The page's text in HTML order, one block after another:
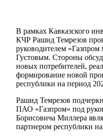
В рамках Кавказского
КЧР Рашид Темрезов
руководителем
Густовым. Стороны
новых потребителей,
формирование новой
республики на период
Рашид Темрезов
ПАО «Газпром» под
Борисовича Миллера
партнером республики